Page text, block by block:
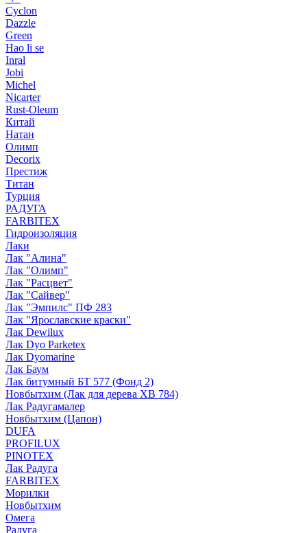
Cyclon
Dazzle
Green
Hao li se
Inral
Jobi
Michel
Nicarter
Rust-Oleum
Китай
Натан
Олимп
Decorix
Престиж
Титан
Турция
РАДУГА
FARBITEX
Гидроизоляция
Лаки
Лак "Алина"
Лак "Олимп"
Лак "Расцвет"
Лак "Сайвер"
Лак "Эмпилс" ПФ 283
Лак "Ярославские краски"
Лак Dewilux
Лак Dyo Parketex
Лак Dyomarine
Лак Баум
Лак битумный БТ 577 (Фонд 2)
Новбытхим (Лак для дерева ХВ 784)
Лак Радугамалер
Новбытхим (Цапон)
DUFA
PROFILUX
PINOTEX
Лак Радуга
FARBITEX
Морилки
Новбытхим
Омега
Радуга